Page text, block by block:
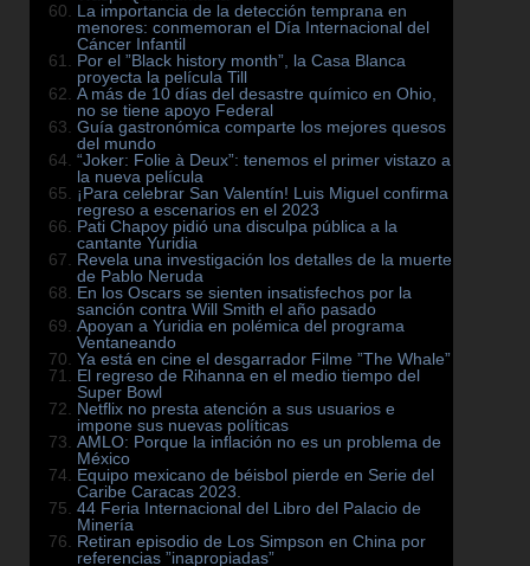
La importancia de la detección temprana en
menores: conmemoran el Día Internacional del
Cáncer Infantil
Por el ”Black history month”, la Casa Blanca
proyecta la película Till
A más de 10 días del desastre químico en Ohio,
no se tiene apoyo Federal
Guía gastronómica comparte los mejores quesos
del mundo
“Joker: Folie à Deux”: tenemos el primer vistazo a
la nueva película
¡Para celebrar San Valentín! Luis Miguel confirma
regreso a escenarios en el 2023
Pati Chapoy pidió una disculpa pública a la
cantante Yuridia
Revela una investigación los detalles de la muerte
de Pablo Neruda
En los Oscars se sienten insatisfechos por la
sanción contra Will Smith el año pasado
Apoyan a Yuridia en polémica del programa
Ventaneando
Ya está en cine el desgarrador Filme ”The Whale”
El regreso de Rihanna en el medio tiempo del
Super Bowl
Netflix no presta atención a sus usuarios e
impone sus nuevas políticas
AMLO: Porque la inflación no es un problema de
México
Equipo mexicano de béisbol pierde en Serie del
Caribe Caracas 2023.
44 Feria Internacional del Libro del Palacio de
Minería
Retiran episodio de Los Simpson en China por
referencias ”inapropiadas”